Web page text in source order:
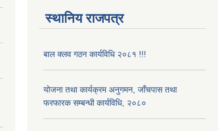
स्थानिय राजपत्र
बाल क्लव गठन कार्यविधि २०८१ !!!
योजना तथा कार्यक्रम अनुगमन, जाँचपास तथा
फरफारक सम्बन्धी कार्यविधि, २०८०